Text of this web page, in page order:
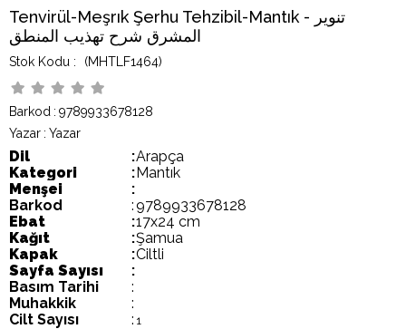
Tenvirül-Meşrık Şerhu Tehzibil-Mantık - تنوير
المشرق شرح تهذيب المنطق
(MHTLF1464)
Barkod : 9789933678128
Yazar : Yazar
Dil :Arapça
Kategori
:Mantık
Menşei
:
Barkod
:9789933678128
Ebat
:17x24 cm
Kağıt
:Şamua
Kapak
:Ciltli
Sayfa Sayısı
:
Basım Tarihi
:
Muhakkik
:
Cilt Sayısı
: 1